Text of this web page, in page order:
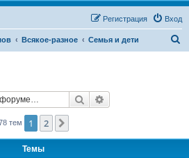
Вход
Регистрация
Всякое-разное Семья и дети
Поиск
тем 1 2
Темы